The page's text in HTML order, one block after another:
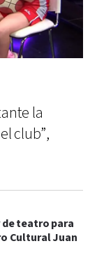
la
club”,
teatro para
Cultural Juan